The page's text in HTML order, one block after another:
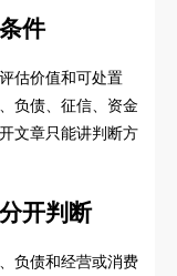
件
估价值和可处置
负债、征信、资金
文章只能讲判断方
开判断
负债和经营或消费